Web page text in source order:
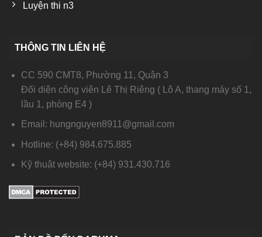
Luyện thi n3
THÔNG TIN LIÊN HỆ
CC 590 CMT8, Phường 11, Quận 3
Đối diện công viên Lê Thị Riêng ( Lô A, thang máy số 1,
lầu 1, phòng E4 )
Email: hungnguyen8911@gmail.com
Hotline: (+84) 984.675.885
Kỹ thuật website: (+84) 931.430.716